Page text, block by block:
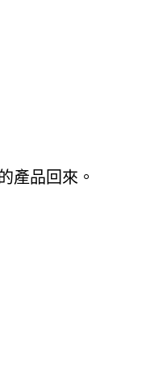
產品回來。